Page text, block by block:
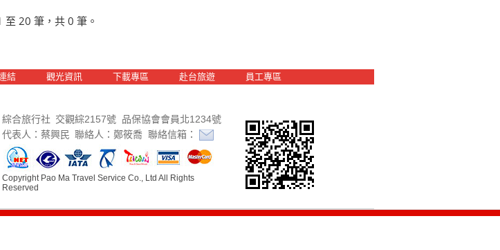
至 20 筆，共 0 筆。
結 觀光資訊 下載專區 赴台旅遊 員工專區
綜合旅行社 交觀綜2157號 品保協會會員北1234號
代表人：蔡興民 聯絡人：鄭筱喬 聯絡信箱：
Copyright Pao Ma Travel Service Co., Ltd All Rights
Reserved